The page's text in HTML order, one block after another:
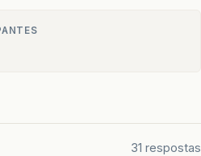
31 respostas